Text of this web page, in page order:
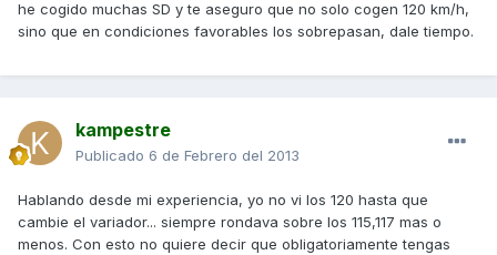
he cogido muchas SD y te aseguro que no solo cogen 120 km/h,
sino que en condiciones favorables los sobrepasan, dale tiempo.
kampestre
Publicado 6 de Febrero del 2013
Hablando desde mi experiencia, yo no vi los 120 hasta que
cambie el variador... siempre rondava sobre los 115,117 mas o
menos. Con esto no quiere decir que obligatoriamente tengas